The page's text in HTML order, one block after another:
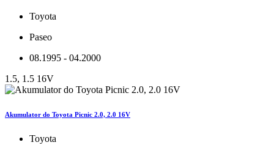
Toyota
Paseo
08.1995 - 04.2000
1.5, 1.5 16V
Akumulator do Toyota Picnic 2.0, 2.0 16V
Toyota